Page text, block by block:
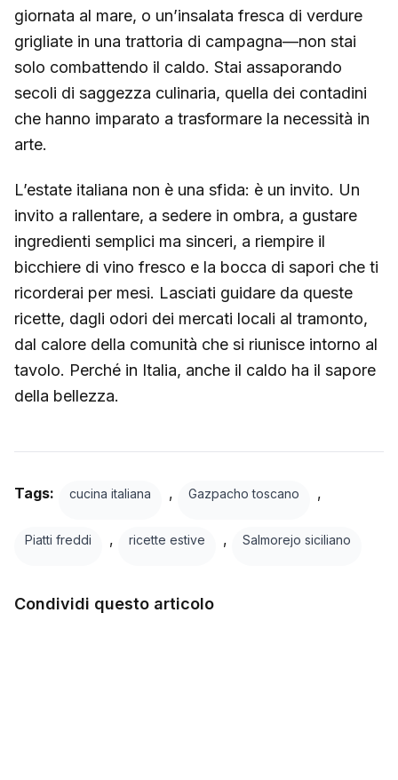
giornata al mare, o un’insalata fresca di verdure
grigliate in una trattoria di campagna—non stai
solo combattendo il caldo. Stai assaporando
secoli di saggezza culinaria, quella dei contadini
che hanno imparato a trasformare la necessità in
arte.
L’estate italiana non è una sfida: è un invito. Un
invito a rallentare, a sedere in ombra, a gustare
ingredienti semplici ma sinceri, a riempire il
bicchiere di vino fresco e la bocca di sapori che ti
ricorderai per mesi. Lasciati guidare da queste
ricette, dagli odori dei mercati locali al tramonto,
dal calore della comunità che si riunisce intorno al
tavolo. Perché in Italia, anche il caldo ha il sapore
della bellezza.
Tags: cucina italiana , Gazpacho toscano ,
Piatti freddi , ricette estive , Salmorejo siciliano
Condividi questo articolo